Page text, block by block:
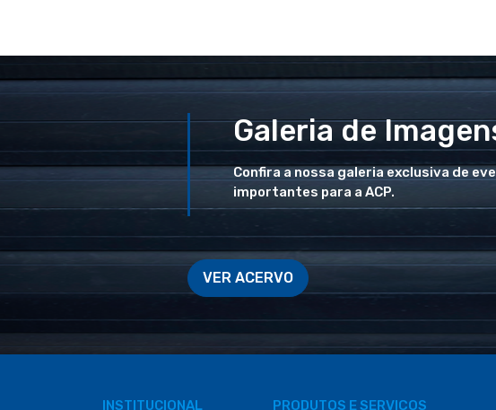
Galeria de
Confira a nossa galeria exclusiva de
importantes para a ACP.
VER ACERVO
INSTITUCIONAL PRODUTOS E SERVIÇOS